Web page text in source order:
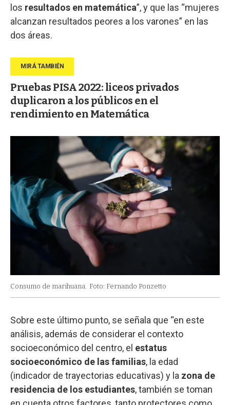
los resultados en matemática”, y que las “mujeres
alcanzan resultados peores a los varones” en las
dos áreas.
Pruebas PISA 2022: liceos privados
duplicaron a los públicos en el
rendimiento en Matemática
Consumo de marihuana. Foto: Fernando Ponzetto
Sobre este último punto, se señala que “en este
análisis, además de considerar el contexto
socioeconómico del centro, el estatus
socioeconómico de las familias, la edad
(indicador de trayectorias educativas) y la zona de
residencia de los estudiantes, también se toman